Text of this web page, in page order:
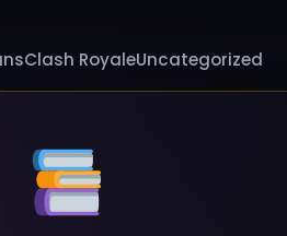
Clash RoyaleUncategorized